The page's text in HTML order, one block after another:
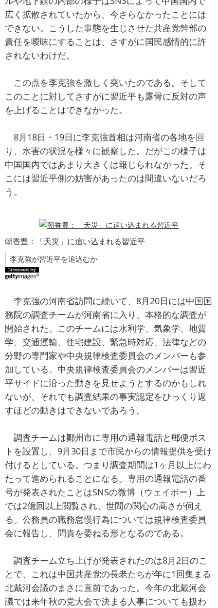
広く拡散されていたから、今さらなかったことには
できない。こうした事態を生じさせた共産党幹部の
責任を曖昧にすることは、さすがに国民感情的に許
されないわけだ。
この点を李克強を激しく突いたのである。そして
このことに対してさすがに習近平も露骨に反対の声
を上げることはできなかった。
8月18日・19日に李克強首相は河南省の各地を回
り、水害の状況を様々に観察した。だがこの様子は
中国国内ではあまり大きくは報じられなかった。そ
こには習近平側の妨害があったのは間違いないだろ
う。
朝香豊：「天災」に追い込まれる習近平
李克強が習近平を追込むか
李克強の河南省訪問に続いて、8月20日には中国国
務院の調査チームが河南省に入り、本格的な調査が
開始された。このチームには水利学、気象学、地質
学、交通運輸、住宅建設、緊急時対応、法律などの
分野の専門家や中央規律検査委員会のメンバーも参
加している。中央規律検査委員会のメンバーは習近
平サイドに沿った動きを見せようとするのかもしれ
ないが、それでも調査結果の事実認定をひっくり返
すほどの動きはできないであろう。
調査チームは鄭州市に専用の通報電話と郵便ポス
トを設置し、9月30日まで市民からの情報提供を受け
付けるとしている。つまり調査期間は1ヶ月以上にわ
たって進められることになる。専用の通報電話の番
号が発表されたことはSNSの微博（ウェイボー）上
では2億回以上閲覧され、世間の関心の高さが伺え
る。公務員の職務怠慢行為については規律検査委員
会に報告し、問責を委ねる形となるのである。
調査チーム立ち上げが発表されたのは8月2日のこ
とで、これは中国共産党の長老たちが年に1回集まる
北戴河会議のまさに直前であった。今年の北戴河会
議では来年秋の党大会で決まる人事についても扱わ